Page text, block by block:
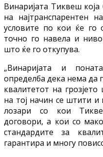
Винаријата Тиквеш
на најтранспарентен
условите по кои ќе го
точно го навела и
што ќе го откупува.
„Винаријата и
определба дека нема да
квалитетот на
на тој начин се штити и
лозари со кои
договори, а кои со
стандардите за
гарантира и многу